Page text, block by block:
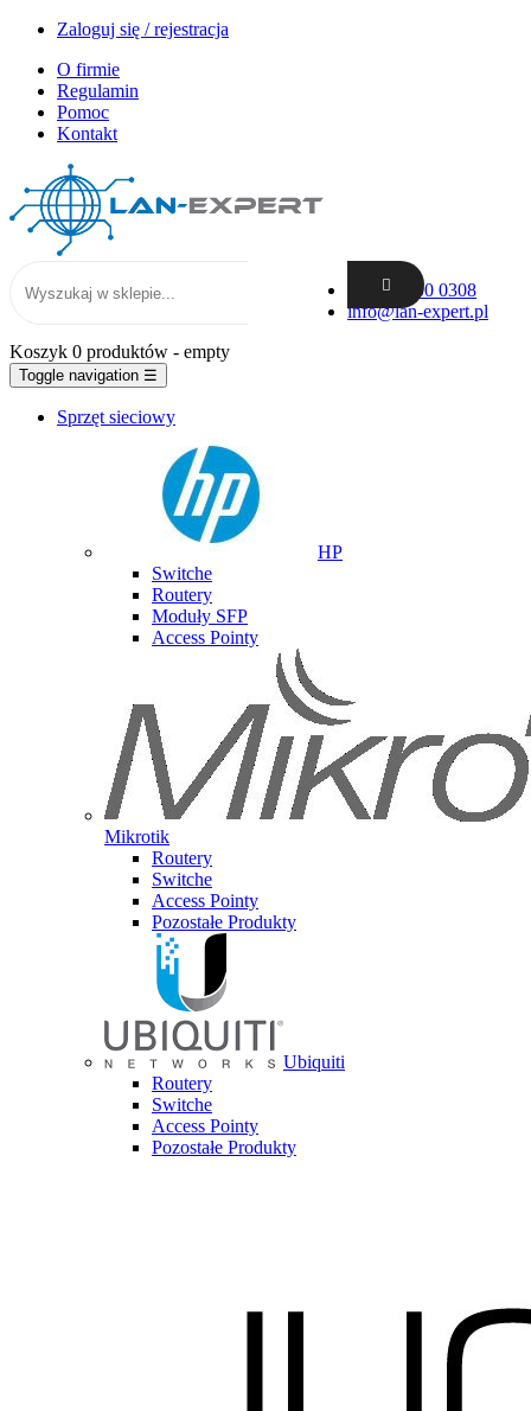
Zaloguj się / rejestracja
O firmie
Regulamin
Pomoc
Kontakt
+48 62 300 0308
info@lan-expert.pl
Koszyk 0 produktów - empty
Toggle navigation ☰
Sprzęt sieciowy
HP
Switche
Routery
Moduły SFP
Access Pointy
Mikrotik
Routery
Switche
Access Pointy
Pozostałe Produkty
Ubiquiti
Routery
Switche
Access Pointy
Pozostałe Produkty